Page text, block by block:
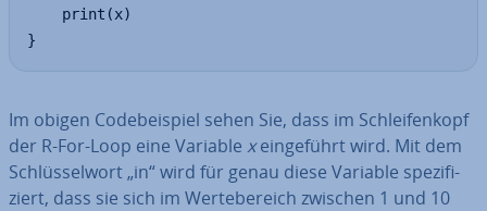
}
Im obigen Code­bei­spiel sehen Sie, dass im Schlei­fen­kopf
der R-For-Loop eine Variable xein­ge­führt wird. Mit dem
Schlüs­sel­wort „in“ wird für genau diese Variable spe­zi­fi­
ziert, dass sie sich im Wer­te­be­reich zwischen 1 und 10